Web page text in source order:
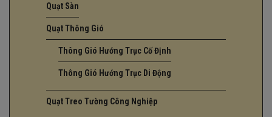
Quạt Sàn
Quạt Thông Gió
Thông Gió Hướng Trục Cố Định
Thông Gió Hướng Trục Di Động
Quạt Treo Tường Công Nghiệp